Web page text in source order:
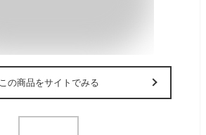
この商品をサイトでみる